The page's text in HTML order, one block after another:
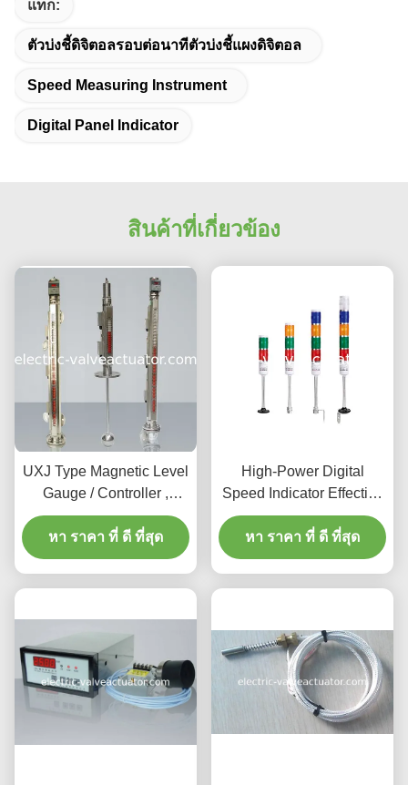
แท็ก:
ตัวบ่งชี้ดิจิตอลรอบต่อนาทีตัวบ่งชี้แผงดิจิตอล
Speed Measuring Instrument
Digital Panel Indicator
สินค้าที่เกี่ยวข้อง
UXJ Type Magnetic Level
Gauge / Controller ,
UXJC Magnetic Level
Transmitter
หา ราคา ที่ ดี ที่สุด
High-Power Digital
Speed Indicator Effective
Tower Warning Lights
หา ราคา ที่ ดี ที่สุด